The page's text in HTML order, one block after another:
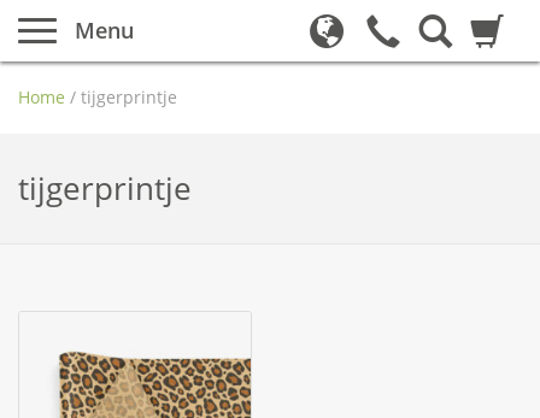
Menu
Home / tijgerprintje
tijgerprintje